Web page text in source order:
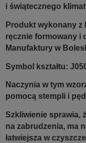
i świątecznego
Produkt wykonany z
ręcznie formowany i
Manufaktury w
Symbol kształtu:
Naczynia w tym
pomocą stempli i
Szkliwienie sprawia,
na zabrudzenia, ma
łatwiejsza w